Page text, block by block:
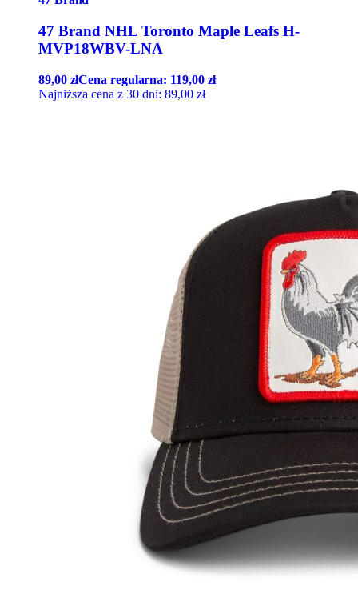
47 Brand NHL Toronto Maple Leafs H-
MVP18WBV-LNA
89,00 złCena regularna: 119,00 zł
Najniższa cena z 30 dni: 89,00 zł